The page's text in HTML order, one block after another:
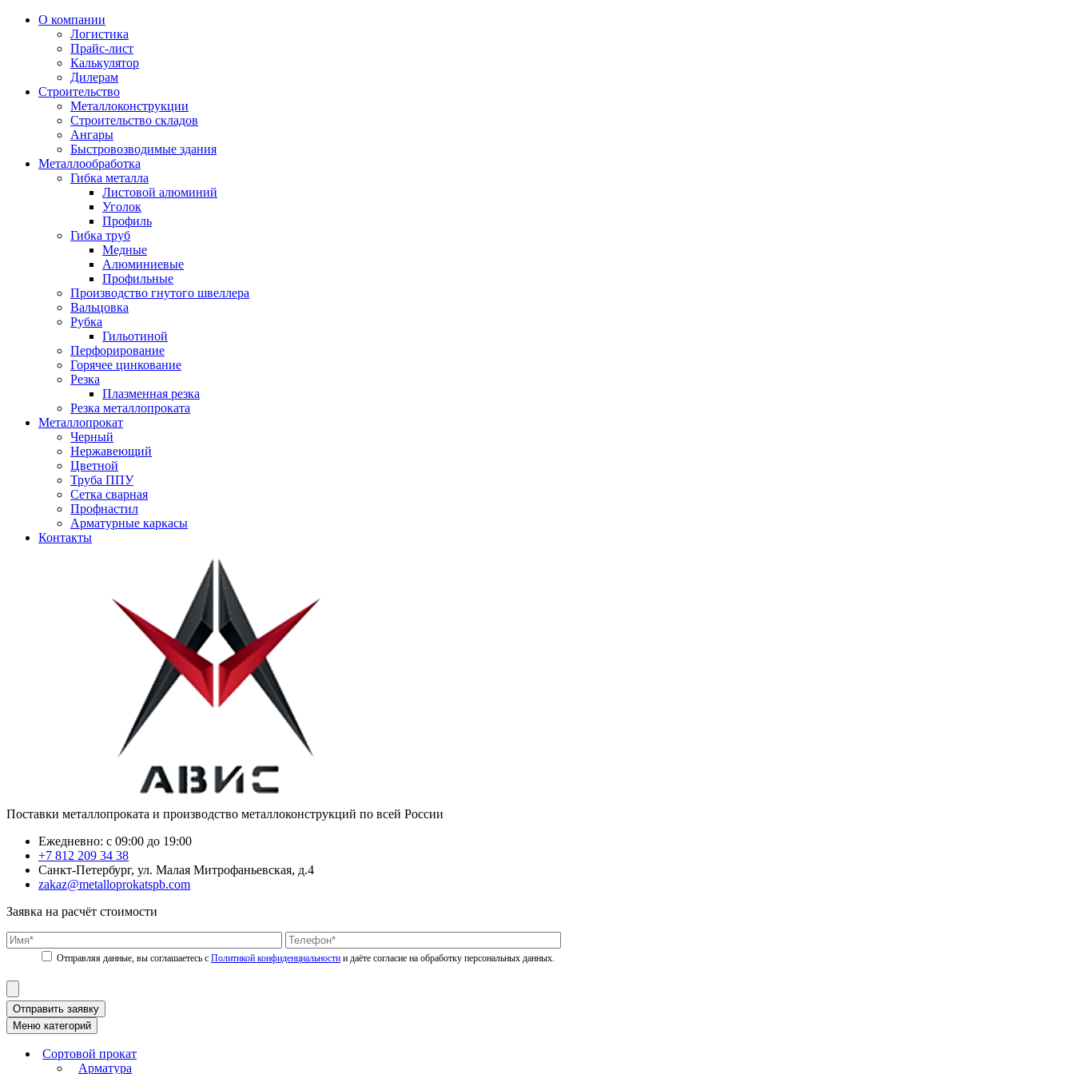
О компании
Логистика
Прайс-лист
Калькулятор
Дилерам
Строительство
Металлоконструкции
Строительство складов
Ангары
Быстровозводимые здания
Металлообработка
Гибка металла
Листовой алюминий
Уголок
Профиль
Гибка труб
Медные
Алюминиевые
Профильные
Производство гнутого швеллера
Вальцовка
Рубка
Гильотиной
Перфорирование
Горячее цинкование
Резка
Плазменная резка
Резка металлопроката
Металлопрокат
Черный
Нержавеющий
Цветной
Труба ППУ
Сетка сварная
Профнастил
Арматурные каркасы
Контакты
Поставки металлопроката и производство металлоконструкций по всей России
Ежедневно: с 09:00 до 19:00
+7 812 209 34 38
Санкт-Петербург, ул. Малая Митрофаньевская, д.4
zakaz@metalloprokatspb.com
Заявка на расчёт стоимости
Политикой конфиденциальности
Отправить заявку
Меню категорий
Сортовой прокат
Арматура